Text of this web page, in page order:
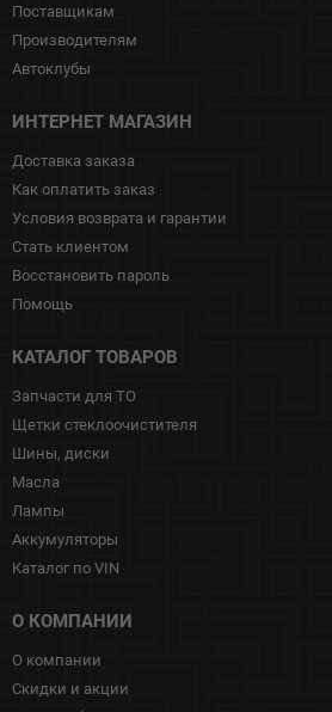
Поставщикам
Производителям
Автоклубы
ИНТЕРНЕТ МАГАЗИН
Доставка заказа
Как оплатить заказ
Условия возврата и гарантии
Стать клиентом
Восстановить пароль
Помощь
КАТАЛОГ ТОВАРОВ
Запчасти для ТО
Щетки стеклоочистителя
Шины, диски
Масла
Лампы
Аккумуляторы
Каталог по VIN
О КОМПАНИИ
О компании
Скидки и акции